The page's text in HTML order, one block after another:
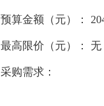
预算金额（元）：
最高限价（元）： 无
采购需求：